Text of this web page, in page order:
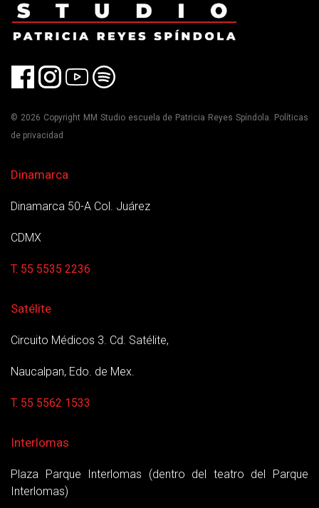
© 2026 Copyright MM Studio escuela de Patricia Reyes Spíndola. Políticas
de privacidad
Dinamarca
Dinamarca 50-A Col. Juárez
CDMX
T. 55 5535 2236
Satélite
Circuito Médicos 3. Cd. Satélite,
Naucalpan, Edo. de Mex.
T. 55 5562 1533
Interlomas
Plaza Parque Interlomas (dentro del teatro del Parque
Interlomas)